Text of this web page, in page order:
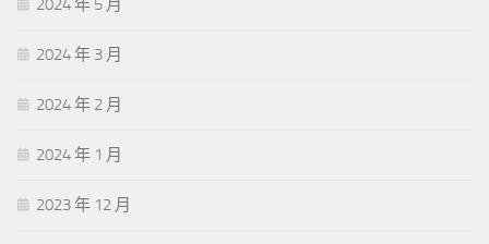
2024 年 5 月
2024 年 3 月
2024 年 2 月
2024 年 1 月
2023 年 12 月